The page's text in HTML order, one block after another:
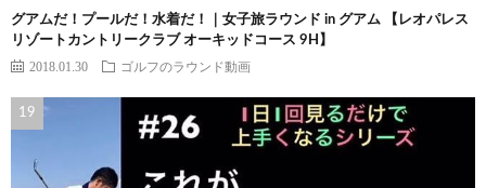
グアムだ！プールだ！水着だ！｜女子旅ラウンド in グアム 【レオパレス
リゾートカントリークラブ オーキッドコース 9H】
2018.01.30 ゴルフのラウンド動画